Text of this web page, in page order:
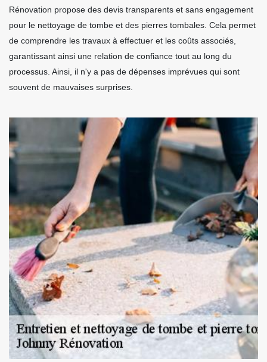
Rénovation propose des devis transparents et sans engagement
pour le nettoyage de tombe et des pierres tombales. Cela permet
de comprendre les travaux à effectuer et les coûts associés,
garantissant ainsi une relation de confiance tout au long du
processus. Ainsi, il n'y a pas de dépenses imprévues qui sont
souvent de mauvaises surprises.